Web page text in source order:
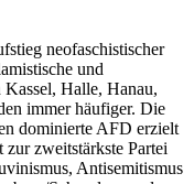
neofaschistischer
und
Halle, Hanau,
immer häufiger. Die
dominierte AFD erzielt
zur zweitstärkste Partei
Antisemitismus